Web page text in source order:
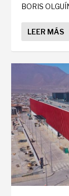
BORIS
LEER MÁS